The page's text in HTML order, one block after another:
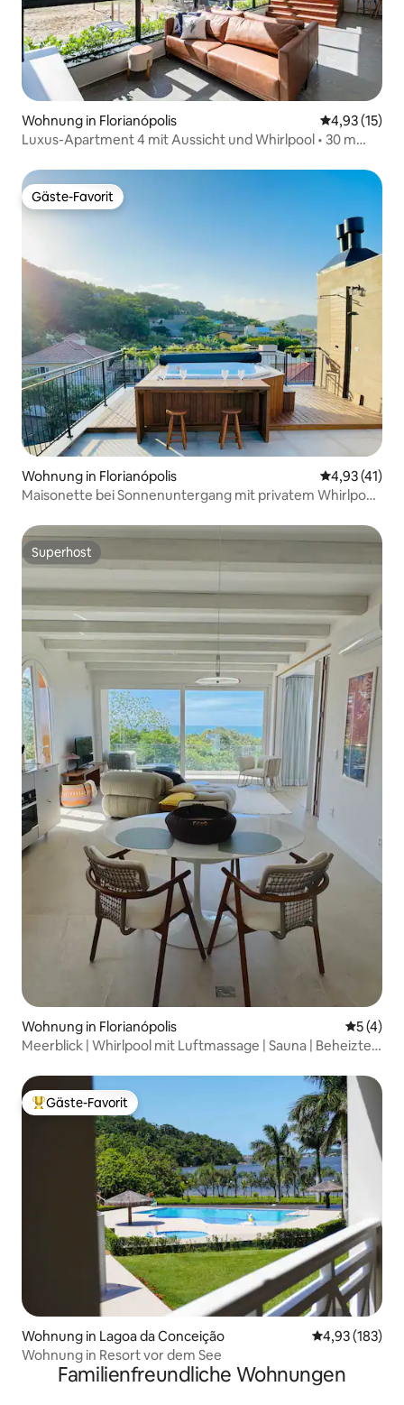
Wohnung in Florianópolis
4,93 (15)
Luxus-Apartment 4 mit Aussicht und Whirlpool • 30 m
Gäste-Favorit
Gäste-Favorit
Wohnung in Florianópolis
4,93 (41)
Maisonette bei Sonnenuntergang mit privatem Whirlpool
Superhost
Superhost
Wohnung in Florianópolis
5 (4)
Meerblick | Whirlpool mit Luftmassage | Sauna | Beheizter
Beliebter Gäste-Favorit.
Gäste-Favorit
Wohnung in Lagoa da Conceição
4,93 (183)
Wohnung in Resort vor dem See
Familienfreundliche Wohnungen